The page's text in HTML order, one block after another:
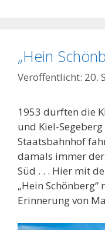
„Hein
20.
1953 durften die
und Kiel-
Staatsbahnhof
damals immer
Süd . . . Hier mit
„Hein Schönberg“
Erinnerung von